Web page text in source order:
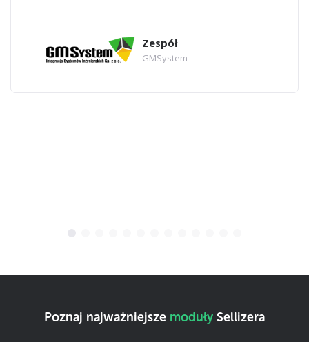
Zespół
GMSystem
Poznaj najważniejsze moduły Sellizera